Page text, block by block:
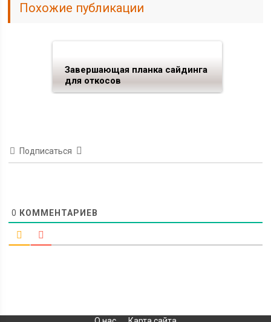
Похожие публикации
Завершающая планка сайдинга
для откосов
Подписаться
0 КОММЕНТАРИЕВ